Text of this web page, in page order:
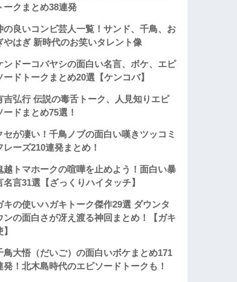
ークまとめ38連発
の良いコンビ芸人一覧！サンド、千鳥、お
やはぎ 新時代のお笑いタレント像
ンドーコバヤシの面白い名言、ボケ、エピ
ードトークまとめ20選【ケンコバ】
吉弘行 伝説の毒舌トーク、人見知りエピ
ードまとめ75選！
セが凄い！千鳥ノブの面白い嘆きツッコミ
レーズ210連発まとめ！
越トマホークの喧嘩を止めよう！面白い暴
名言31選【ざっくりハイタッチ】
キの使いハガキトーク傑作29選 ダウンタ
ンの面白さが冴え渡る神回まとめ！【ガキ
鳥大悟（だいご）の面白いボケまとめ171
発！北木島時代のエピソードトークも！